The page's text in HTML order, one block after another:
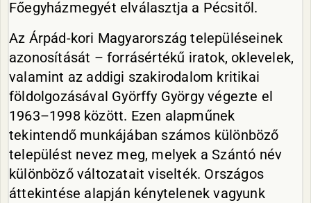
Főegyházmegyét elválasztja a Pécsitől.
Az Árpád-kori Magyarország településeinek
azonosítását – forrásértékű iratok, oklevelek,
valamint az addigi szakirodalom kritikai
földolgozásával Györffy György végezte el
1963–1998 között. Ezen alapműnek
tekintendő munkájában számos különböző
települést nevez meg, melyek a Szántó név
különböző változatait viselték. Országos
áttekintése alapján kénytelenek vagyunk